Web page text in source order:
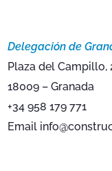
Delegación de
Plaza del Campillo,
18009 – Granada
+34 958 179 771
Email